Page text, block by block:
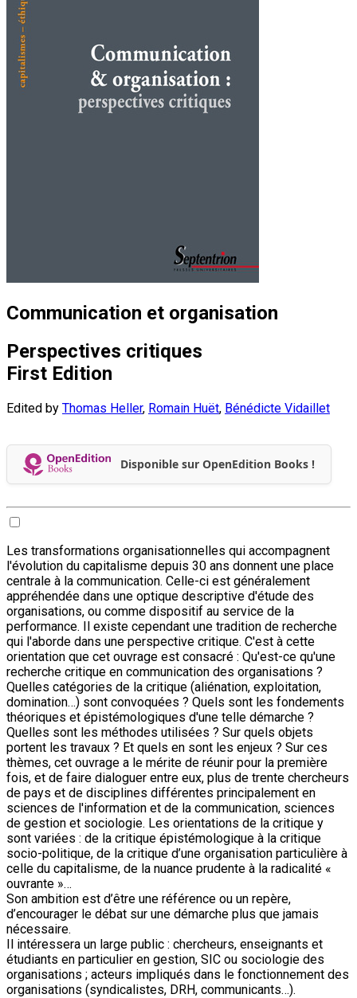
Communication et organisation
Perspectives critiques
First Edition
Edited by Thomas Heller, Romain Huët, Bénédicte Vidaillet
Disponible sur OpenEdition Books !
Les transformations organisationnelles qui accompagnent
l'évolution du capitalisme depuis 30 ans donnent une place
centrale à la communication. Celle-ci est généralement
appréhendée dans une optique descriptive d'étude des
organisations, ou comme dispositif au service de la
performance. Il existe cependant une tradition de recherche
qui l'aborde dans une perspective critique. C'est à cette
orientation que cet ouvrage est consacré : Qu'est-ce qu'une
recherche critique en communication des organisations ?
Quelles catégories de la critique (aliénation, exploitation,
domination…) sont convoquées ? Quels sont les fondements
théoriques et épistémologiques d'une telle démarche ?
Quelles sont les méthodes utilisées ? Sur quels objets
portent les travaux ? Et quels en sont les enjeux ? Sur ces
thèmes, cet ouvrage a le mérite de réunir pour la première
fois, et de faire dialoguer entre eux, plus de trente chercheurs
de pays et de disciplines différentes principalement en
sciences de l'information et de la communication, sciences
de gestion et sociologie. Les orientations de la critique y
sont variées : de la critique épistémologique à la critique
socio-politique, de la critique d’une organisation particulière à
celle du capitalisme, de la nuance prudente à la radicalité «
ouvrante »…
Son ambition est d’être une référence ou un repère,
d’encourager le débat sur une démarche plus que jamais
nécessaire.
Il intéressera un large public : chercheurs, enseignants et
étudiants en particulier en gestion, SIC ou sociologie des
organisations ; acteurs impliqués dans le fonctionnement des
organisations (syndicalistes, DRH, communicants…).